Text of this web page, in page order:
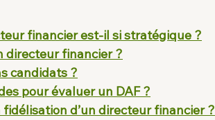
financier est-il si stratégique ?
directeur financier ?
candidats ?
pour évaluer un DAF ?
d’un directeur financier ?